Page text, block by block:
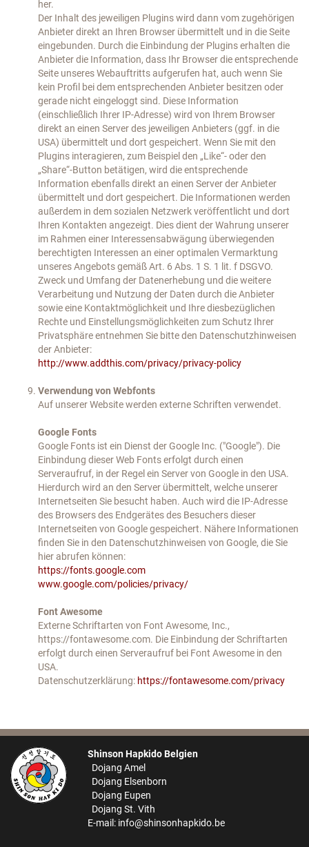
her.
Der Inhalt des jeweiligen Plugins wird dann vom zugehörigen
Anbieter direkt an Ihren Browser übermittelt und in die Seite
eingebunden. Durch die Einbindung der Plugins erhalten die
Anbieter die Information, dass Ihr Browser die entsprechende
Seite unseres Webauftritts aufgerufen hat, auch wenn Sie
kein Profil bei dem entsprechenden Anbieter besitzen oder
gerade nicht eingeloggt sind. Diese Information
(einschließlich Ihrer IP-Adresse) wird von Ihrem Browser
direkt an einen Server des jeweiligen Anbieters (ggf. in die
USA) übermittelt und dort gespeichert. Wenn Sie mit den
Plugins interagieren, zum Beispiel den „Like“- oder den
„Share“-Button betätigen, wird die entsprechende
Information ebenfalls direkt an einen Server der Anbieter
übermittelt und dort gespeichert. Die Informationen werden
außerdem in dem sozialen Netzwerk veröffentlicht und dort
Ihren Kontakten angezeigt. Dies dient der Wahrung unserer
im Rahmen einer Interessensabwägung überwiegenden
berechtigten Interessen an einer optimalen Vermarktung
unseres Angebots gemäß Art. 6 Abs. 1 S. 1 lit. f DSGVO.
Zweck und Umfang der Datenerhebung und die weitere
Verarbeitung und Nutzung der Daten durch die Anbieter
sowie eine Kontaktmöglichkeit und Ihre diesbezüglichen
Rechte und Einstellungsmöglichkeiten zum Schutz Ihrer
Privatsphäre entnehmen Sie bitte den Datenschutzhinweisen
der Anbieter:
http://www.addthis.com/privacy/privacy-policy
Verwendung von Webfonts
Auf unserer Website werden externe Schriften verwendet.
Google Fonts
Google Fonts ist ein Dienst der Google Inc. ("Google"). Die
Einbindung dieser Web Fonts erfolgt durch einen
Serveraufruf, in der Regel ein Server von Google in den USA.
Hierdurch wird an den Server übermittelt, welche unserer
Internetseiten Sie besucht haben. Auch wird die IP-Adresse
des Browsers des Endgerätes des Besuchers dieser
Internetseiten von Google gespeichert. Nähere Informationen
finden Sie in den Datenschutzhinweisen von Google, die Sie
hier abrufen können:
https://fonts.google.com
www.google.com/policies/privacy/
Font Awesome
Externe Schriftarten von Font Awesome, Inc.,
https://fontawesome.com. Die Einbindung der Schriftarten
erfolgt durch einen Serveraufruf bei Font Awesome in den
USA.
Datenschutzerklärung: https://fontawesome.com/privacy
Shinson Hapkido Belgien
Dojang Amel
Dojang Elsenborn
Dojang Eupen
Dojang St. Vith
E-mail: info@shinsonhapkido.be